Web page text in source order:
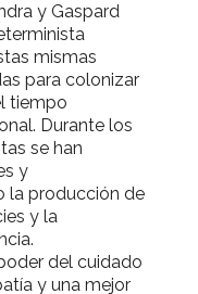
y Gaspard
mismas
para colonizar
tiempo
Durante los
se han
y
la producción de
y la
del cuidado
y una mejor